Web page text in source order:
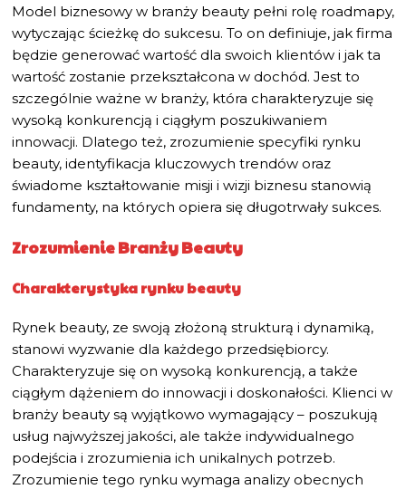
Model biznesowy w branży beauty pełni rolę roadmapy,
wytyczając ścieżkę do sukcesu. To on definiuje, jak firma
będzie generować wartość dla swoich klientów i jak ta
wartość zostanie przekształcona w dochód. Jest to
szczególnie ważne w branży, która charakteryzuje się
wysoką konkurencją i ciągłym poszukiwaniem
innowacji. Dlatego też, zrozumienie specyfiki rynku
beauty, identyfikacja kluczowych trendów oraz
świadome kształtowanie misji i wizji biznesu stanowią
fundamenty, na których opiera się długotrwały sukces.
Zrozumienie Branży Beauty
Charakterystyka rynku beauty
Rynek beauty, ze swoją złożoną strukturą i dynamiką,
stanowi wyzwanie dla każdego przedsiębiorcy.
Charakteryzuje się on wysoką konkurencją, a także
ciągłym dążeniem do innowacji i doskonałości. Klienci w
branży beauty są wyjątkowo wymagający – poszukują
usług najwyższej jakości, ale także indywidualnego
podejścia i zrozumienia ich unikalnych potrzeb.
Zrozumienie tego rynku wymaga analizy obecnych